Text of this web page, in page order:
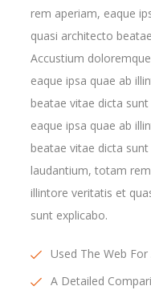
rem aperiam, eaque
quasi architecto
Accustium
eaque ipsa quae ab
beatae vitae dicta
eaque ipsa quae ab
beatae vitae dicta
laudantium, totam
illintore veritatis et
sunt explicabo.
Used The Web
A Detailed